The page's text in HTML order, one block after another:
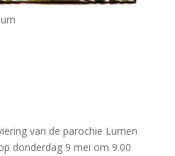
van de parochie Lumen
donderdag 9 mei om 9.00